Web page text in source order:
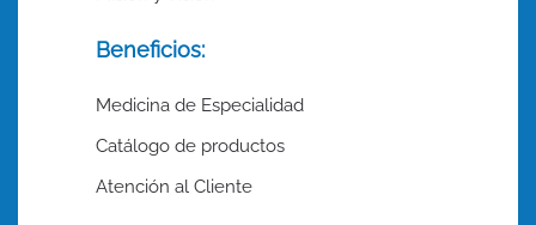
Beneficios:
Medicina de Especialidad
Catálogo de productos
Atención al Cliente